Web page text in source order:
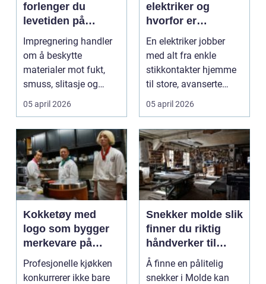
forlenger du
levetiden på
materialene
Impregnering handler
om å beskytte
materialer mot fukt,
smuss, slitasje og
misfarging. Når en
overfl...
05 april 2026
elektriker og
hvorfor er
fagkunnskap så
viktig?
En elektriker jobber
med alt fra enkle
stikkontakter hjemme
til store, avanserte
anlegg i næringsbyg...
05 april 2026
Kokketøy med
logo som bygger
merkevare på
kjøkkenet
Profesjonelle kjøkken
konkurrerer ikke bare
Snekker molde slik
finner du riktig
håndverker til
prosjektet ditt
Å finne en pålitelig
snekker i Molde kan